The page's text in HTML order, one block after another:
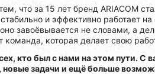
что за 15 лет бренд ARIACOM
и эффективно работает
завоёвывается не словами, а
команда, которая делает свою
кто был с нами на этом пути. С
задачи и ещё больше